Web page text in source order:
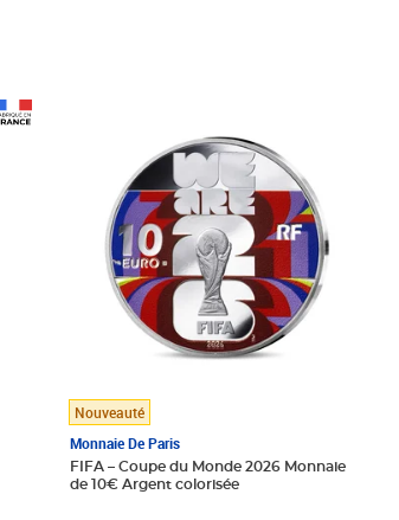
Nouveauté
Monnaie De Paris
FIFA – Coupe du Monde 2026 Monnaie
de 10€ Argent colorisée